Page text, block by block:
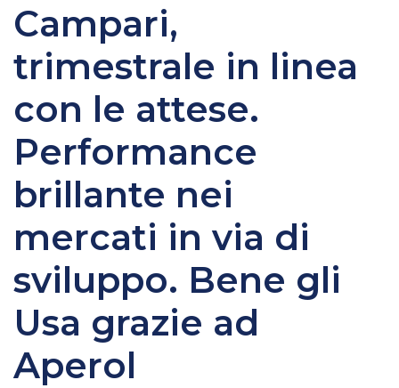
Campari,
trimestrale in linea
con le attese.
Performance
brillante nei
mercati in via di
sviluppo. Bene gli
Usa grazie ad
Aperol